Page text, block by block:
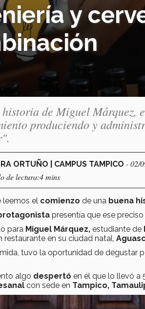
y
de Miguel Márquez,
produciendo y
ORTUÑO | CAMPUS TAMPICO - 02/
de lectura:4 mins
leemos el comienzo de una buena
presentía que ese
para Miguel Márquez, estudiante de
restaurante en su ciudad natal,
tuvo la oportunidad de degustar
algo despertó en él que lo llevó a
con sede en Tampico,